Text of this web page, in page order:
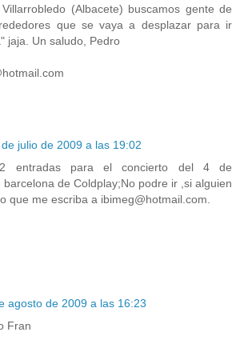
(Albacete) buscamos gente de
que se vaya a desplazar para ir
jaja. Un saludo, Pedro
julio de 2009 a las 19:02
entradas para el concierto del 4 de
de Coldplay;No podre ir ,si alguien
que me escriba a ibimeg@hotmail.com.
agosto de 2009 a las 16:23
Fran